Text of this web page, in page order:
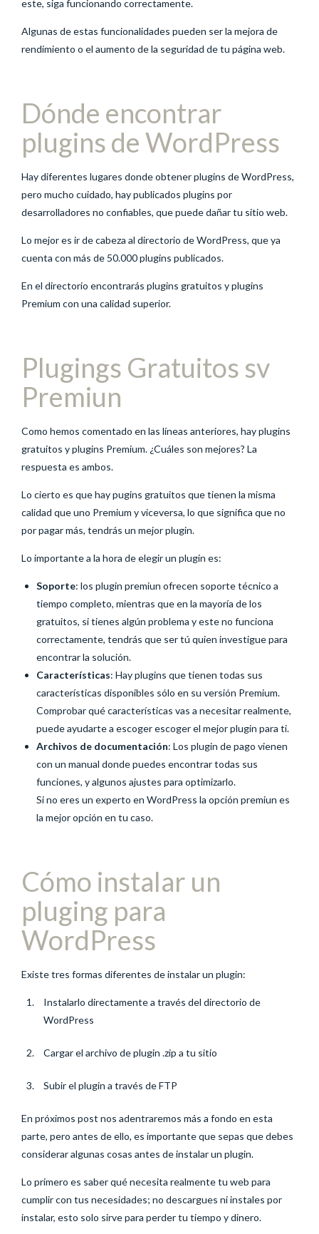
este, siga funcionando correctamente.
Algunas de estas funcionalidades pueden ser la mejora de
rendimiento o el aumento de la seguridad de tu página web.
Dónde encontrar
plugins de WordPress
Hay diferentes lugares donde obtener plugins de WordPress,
pero mucho cuidado, hay publicados plugins por
desarrolladores no confiables, que puede dañar tu sitio web.
Lo mejor es ir de cabeza al directorio de WordPress, que ya
cuenta con más de 50.000 plugins publicados.
En el directorio encontrarás plugins gratuitos y plugins
Premium con una calidad superior.
Plugings Gratuitos sv
Premiun
Como hemos comentado en las líneas anteriores, hay plugins
gratuitos y plugins Premium. ¿Cuáles son mejores? La
respuesta es ambos.
Lo cierto es que hay pugins gratuitos que tienen la misma
calidad que uno Premium y viceversa, lo que significa que no
por pagar más, tendrás un mejor plugin.
Lo importante a la hora de elegir un plugin es:
Soporte: los plugin premiun ofrecen soporte técnico a
tiempo completo, mientras que en la mayoría de los
gratuitos, si tienes algún problema y este no funciona
correctamente, tendrás que ser tú quien investigue para
encontrar la solución.
Características: Hay plugins que tienen todas sus
características disponibles sólo en su versión Premium.
Comprobar qué características vas a necesitar realmente,
puede ayudarte a escoger escoger el mejor plugin para ti.
Archivos de documentación: Los plugin de pago vienen
con un manual donde puedes encontrar todas sus
funciones, y algunos ajustes para optimizarlo.
Si no eres un experto en WordPress la opción premiun es
la mejor opción en tu caso.
Cómo instalar un
pluging para
WordPress
Existe tres formas diferentes de instalar un plugin:
Instalarlo directamente a través del directorio de
WordPress
Cargar el archivo de plugin .zip a tu sitio
Subir el plugin a través de FTP
En próximos post nos adentraremos más a fondo en esta
parte, pero antes de ello, es importante que sepas que debes
considerar algunas cosas antes de instalar un plugin.
Lo primero es saber qué necesita realmente tu web para
cumplir con tus necesidades; no descargues ni instales por
instalar, esto solo sirve para perder tu tiempo y dinero.